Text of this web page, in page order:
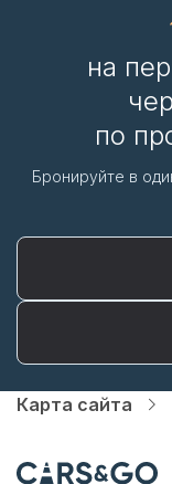
на
по
Бронируйте в
Карта сайта
Услуги